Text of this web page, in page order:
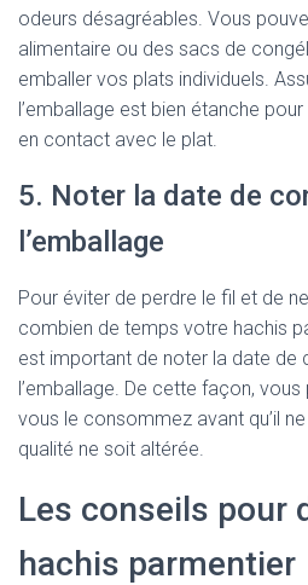
odeurs désagréables. Vous
alimentaire ou des sacs de
emballer vos plats individuels.
l’emballage est bien étanche pour
en contact avec le plat.
5. Noter la date de
l’emballage
Pour éviter de perdre le fil et de
combien de temps votre hachis
est important de noter la date de
l’emballage. De cette façon,
vous le consommez avant qu’il
qualité ne soit altérée.
Les conseils pour
hachis parmentier